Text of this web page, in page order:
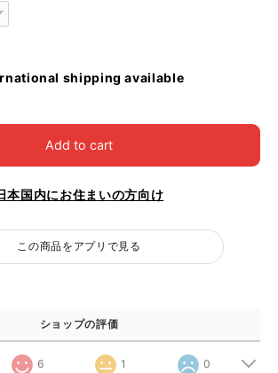
shipping available
Add to cart
本国内にお住まいの方向け
この商品をアプリで見る
ショップの評価
6 1 0